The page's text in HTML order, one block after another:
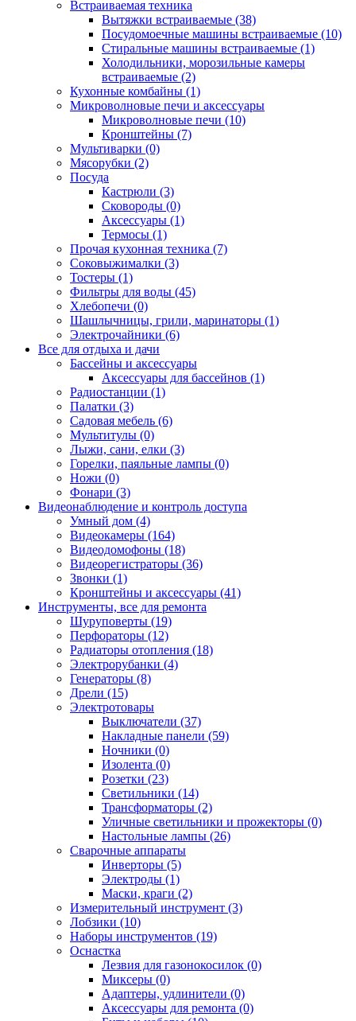
Встраиваемая техника
Вытяжки встраиваемые (38)
Посудомоечные машины встраиваемые (10)
Стиральные машины встраиваемые (1)
Холодильники, морозильные камеры
встраиваемые (2)
Кухонные комбайны (1)
Микроволновые печи и аксессуары
Микроволновые печи (10)
Кронштейны (7)
Мультиварки (0)
Мясорубки (2)
Посуда
Кастрюли (3)
Сковороды (0)
Аксессуары (1)
Термосы (1)
Прочая кухонная техника (7)
Соковыжималки (3)
Тостеры (1)
Фильтры для воды (45)
Хлебопечи (0)
Шашлычницы, грили, маринаторы (1)
Электрочайники (6)
Все для отдыха и дачи
Бассейны и аксессуары
Аксессуары для бассейнов (1)
Радиостанции (1)
Палатки (3)
Садовая мебель (6)
Мультитулы (0)
Лыжи, сани, елки (3)
Горелки, паяльные лампы (0)
Ножи (0)
Фонари (3)
Видеонаблюдение и контроль доступа
Умный дом (4)
Видеокамеры (164)
Видеодомофоны (18)
Видеорегистраторы (36)
Звонки (1)
Кронштейны и аксессуары (41)
Инструменты, все для ремонта
Шуруповерты (19)
Перфораторы (12)
Радиаторы отопления (18)
Электрорубанки (4)
Генераторы (8)
Дрели (15)
Электротовары
Выключатели (37)
Накладные панели (59)
Ночники (0)
Изолента (0)
Розетки (23)
Светильники (14)
Трансформаторы (2)
Уличные светильники и прожекторы (0)
Настольные лампы (26)
Сварочные аппараты
Инверторы (5)
Электроды (1)
Маски, краги (2)
Измерительный инструмент (3)
Лобзики (10)
Наборы инструментов (19)
Оснастка
Лезвия для газонокосилок (0)
Миксеры (0)
Адаптеры, удлинители (0)
Аксессуары для ремонта (0)